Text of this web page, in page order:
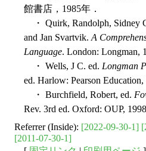
館書店，1985年．
・ Quirk, Randolph, Sidney
and Jan Svartvik. A
Language. London: Longman,
・ Wells, J C. ed. Longman
ed. Harlow: Pearson Education,
・ Burchfield, Robert, ed.
Rev. 3rd ed. Oxford: OUP,
Referrer (Inside): [2022-09-30-1]
[2011-07-30-1]